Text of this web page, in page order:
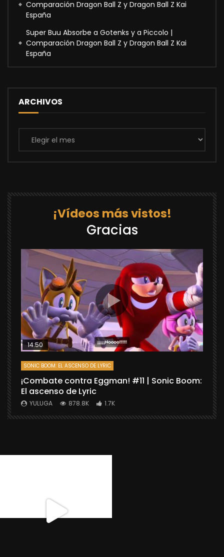
Comparación Dragon Ball Z y Dragon Ball Z Kai
España
Super Buu Absorbe a Gotenks y a Piccolo |
Comparación Dragon Ball Z y Dragon Ball Z Kai
España
ARCHIVOS
Archivos
¡Vídeos más vistos!
Gracias
14:50
SONIC BOOM: EL ASCENSO DE LYRIC
¡Combate contra Eggman! #11 | Sonic Boom:
El ascenso de Lyric
YULUGA 878.8K 1.7K